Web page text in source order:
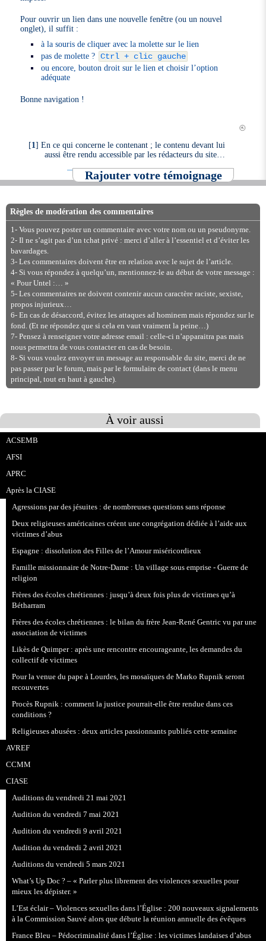
Pour ouvrir un lien dans une nouvelle fenêtre (ou un nouvel
onglet), il suffit :
à la souris de cliquer avec la molette sur le lien
pas de molette ? Ctrl + clic gauche
ou encore, bouton droit sur le lien et choisir l’option
adéquate
Bonne navigation !
[1]En ce qui concerne le contenant ; le contenu devant lui
aussi être rendu accessible par les rédacteurs du site…
Rajouter votre témoignage
Règles de modération des commentaires
1- Vous pouvez poster un commentaire avec votre nom ou un pseudonyme.
2- Il ne s’agit pas d’un tchat privé : merci d’aller à l’essentiel et d’éviter les
bavardages.
3- Les commentaires doivent être en relation avec le sujet de l’article.
4- Si vous répondez à quelqu’un, mentionnez-le au début de votre message :
« Pour Untel :… »
5- Les commentaires ne doivent contenir aucun caractère raciste, sexiste,
propos injurieux…
6- En cas de désaccord, évitez les attaques ad hominem mais répondez sur le
fond. (Et ne répondez que si cela en vaut vraiment la peine…)
7- Pensez à renseigner votre adresse email : celle-ci n’apparaitra pas mais
nous permettra de vous contacter en cas de besoin.
8- Si vous voulez envoyer un message au responsable du site, merci de ne
pas passer par le forum, mais par le formulaire de contact (dans le menu
principal, tout en haut à gauche).
À voir aussi
ACSEMB
AFSI
APRC
Après la CIASE
Agressions par des jésuites : de nombreuses questions sans réponse
Deux religieuses américaines créent une congrégation dédiée à l’aide aux
victimes d’abus
Espagne : dissolution des Filles de l’Amour miséricordieux
Famille missionnaire de Notre-Dame : Un village sous emprise - Guerre de
religion
Frères des écoles chrétiennes : jusqu’à deux fois plus de victimes qu’à
Bétharram
Frères des écoles chrétiennes : le bilan du frère Jean-René Gentric vu par une
association de victimes
Likès de Quimper : après une rencontre encourageante, les demandes du
collectif de victimes
Pour la venue du pape à Lourdes, les mosaïques de Marko Rupnik seront
recouvertes
Procès Rupnik : comment la justice pourrait-elle être rendue dans ces
conditions ?
Religieuses abusées : deux articles passionnants publiés cette semaine
AVREF
CCMM
CIASE
Auditions du vendredi 21 mai 2021
Audition du vendredi 7 mai 2021
Audition du vendredi 9 avril 2021
Audition du vendredi 2 avril 2021
Auditions du vendredi 5 mars 2021
What’s Up Doc ? – « Parler plus librement des violences sexuelles pour
mieux les dépister. »
L’Est éclair – Violences sexuelles dans l’Église : 200 nouveaux signalements
à la Commission Sauvé alors que débute la réunion annuelle des évêques
France Bleu – Pédocriminalité dans l’Église : les victimes landaises d’abus